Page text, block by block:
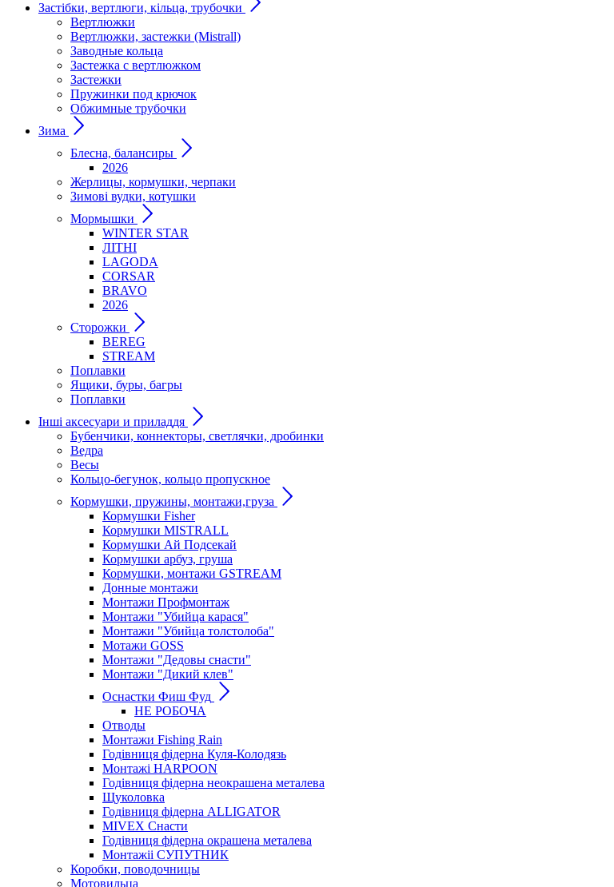
Застібки, вертлюги, кільца, трубочки
Вертлюжки
Вертлюжки, застежки (Mistrall)
Заводные кольца
Застежка с вертлюжком
Застежки
Пружинки под крючок
Обжимные трубочки
Зима
Блесна, балансиры
2026
Жерлицы, кормушки, черпаки
Зимові вудки, котушки
Мормышки
WINTER STAR
ЛІТНІ
LAGODA
CORSAR
BRAVO
2026
Сторожки
BEREG
STREAM
Поплавки
Ящики, буры, багры
Поплавки
Інші аксесуари и приладдя
Бубенчики, коннекторы, светлячки, дробинки
Ведра
Весы
Кольцо-бегунок, кольцо пропускное
Кормушки, пружины, монтажи,груза
Кормушки Fisher
Кормушки MISTRALL
Кормушки Ай Подсекай
Кормушки арбуз, груша
Кормушки, монтажи GSTREAM
Донные монтажи
Монтажи Профмонтаж
Монтажи "Убийца карася"
Монтажи "Убийца толстолоба"
Мотажи GOSS
Монтажи "Дедовы снасти"
Монтажи "Дикий клев"
Оснастки Фиш Фуд
НЕ РОБОЧА
Отводы
Монтажи Fishing Rain
Годівниця фідерна Куля-Колодязь
Монтажі HARPOON
Годівниця фідерна неокрашена металева
Щуколовка
Годівниця фідерна ALLIGATOR
MIVEX Снасти
Годівниця фідерна окрашена металева
Монтажіі СУПУТНИК
Коробки, поводочницы
Мотовильца